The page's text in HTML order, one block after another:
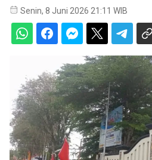
Senin, 8 Juni 2026 21:11 WIB